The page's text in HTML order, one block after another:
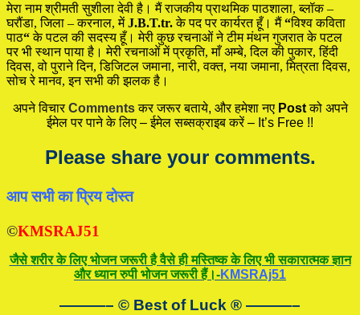
मेरा नाम श्रीमती सुशीला देवी है। मैं राजकीय प्राथमिक पाठशाला, ब्लॉक –
घरौंडा, जिला – करनाल, मेंJ.B.T.tr.के पद पर कार्यरत हूँ। मैं“विश्व कविता
पाठ“के पटल की सदस्य हूँ। मेरी कुछ रचनाओं ने टीम मंथन गुजरात के पटल
पर भी स्थान पाया है। मेरी रचनाओं में प्रकृति, माँ अम्बे, दिल की पुकार, हिंदी
दिवस, वो पुराने दिन, डिजिटल जमाना, नारी, वक्त, नया जमाना, मित्रता दिवस,
सोच रे मानव, इन सभी की झलक है।
अपने विचारCommentsकर जरूर बताये, और हमेशा नए Postको अपने
ईमेल पर पाने के लिए – ईमेल सब्सक्राइब करें – It’s Free !!
Please share your comments.
आप सभी का प्रिय दोस्त
©KMSRAJ51
जैसे शरीर के लिए भोजन जरूरी है वैसे ही मस्तिष्क के लिए भी सकारात्मक ज्ञान
और ध्यान रुपी भोजन जरूरी हैं।-KMSRAj51
———– © Best of Luck ® ———–